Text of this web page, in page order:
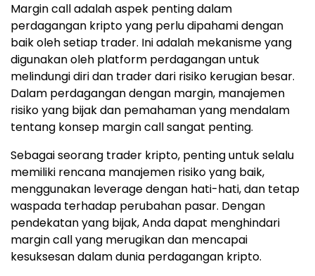
Margin call adalah aspek penting dalam
perdagangan kripto yang perlu dipahami dengan
baik oleh setiap trader. Ini adalah mekanisme yang
digunakan oleh platform perdagangan untuk
melindungi diri dan trader dari risiko kerugian besar.
Dalam perdagangan dengan margin, manajemen
risiko yang bijak dan pemahaman yang mendalam
tentang konsep margin call sangat penting.
Sebagai seorang trader kripto, penting untuk selalu
memiliki rencana manajemen risiko yang baik,
menggunakan leverage dengan hati-hati, dan tetap
waspada terhadap perubahan pasar. Dengan
pendekatan yang bijak, Anda dapat menghindari
margin call yang merugikan dan mencapai
kesuksesan dalam dunia perdagangan kripto.